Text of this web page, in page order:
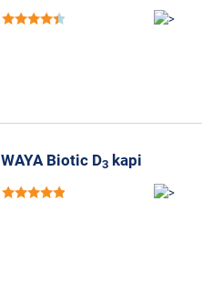
WAYA Biotic D3 kapi